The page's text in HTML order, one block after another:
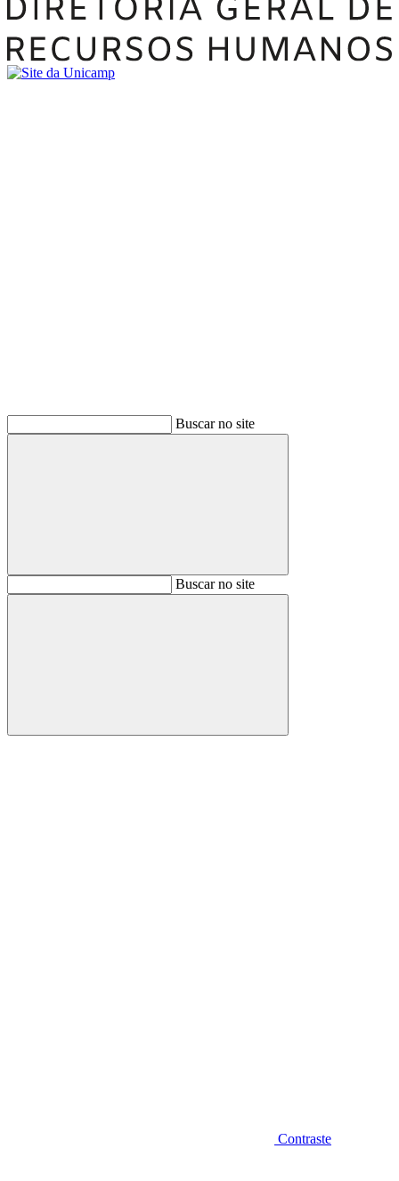
Buscar no site
BuscarBuscar no site
Buscar
Contraste